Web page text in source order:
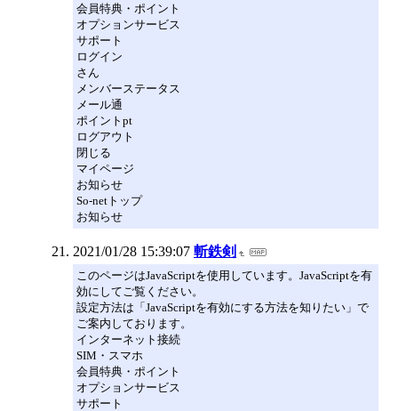
会員特典・ポイント
オプションサービス
サポート
ログイン
さん
メンバーステータス
メール通
ポイントpt
ログアウト
閉じる
マイページ
お知らせ
So-netトップ
お知らせ
2021/01/28 15:39:07 斬鉄剣
このページはJavaScriptを使用しています。JavaScriptを有
効にしてご覧ください。
設定方法は「JavaScriptを有効にする方法を知りたい」で
ご案内しております。
インターネット接続
SIM・スマホ
会員特典・ポイント
オプションサービス
サポート